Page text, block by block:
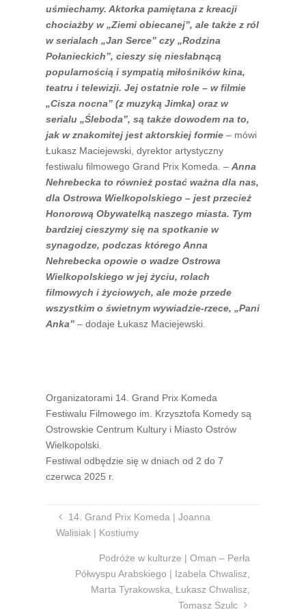
uśmiechamy. Aktorka pamiętana z kreacji
chociażby w „Ziemi obiecanej”, ale także z ról
w serialach „Jan Serce” czy „Rodzina
Połanieckich”, cieszy się niesłabnącą
popularnością i sympatią miłośników kina,
teatru i telewizji. Jej ostatnie role – w filmie
„Cisza nocna” (z muzyką Jimka) oraz w
serialu „Śleboda”, są także dowodem na to,
jak w znakomitej jest aktorskiej formie– mówi
Łukasz Maciejewski, dyrektor artystyczny
festiwalu filmowego Grand Prix Komeda. –Anna
Nehrebecka to również postać ważna dla nas,
dla Ostrowa Wielkopolskiego – jest przecież
Honorową Obywatelką naszego miasta. Tym
bardziej cieszymy się na spotkanie w
synagodze, podczas którego Anna
Nehrebecka opowie o wadze Ostrowa
Wielkopolskiego w jej życiu, rolach
filmowych i życiowych, ale może przede
wszystkim o świetnym wywiadzie-rzece, „Pani
Anka”– dodaje Łukasz Maciejewski.
Organizatorami 14. Grand Prix Komeda
Festiwalu Filmowego im. Krzysztofa Komedy są
Ostrowskie Centrum Kultury i Miasto Ostrów
Wielkopolski.
Festiwal odbędzie się w dniach od 2 do 7
czerwca 2025 r.
14. Grand Prix Komeda | Joanna
Walisiak | Kostiumy
Podróże w kulturze | Oman – Perła
Półwyspu Arabskiego | Izabela Chwalisz,
Marta Tyrakowska, Łukasz Chwalisz,
Tomasz Szulc